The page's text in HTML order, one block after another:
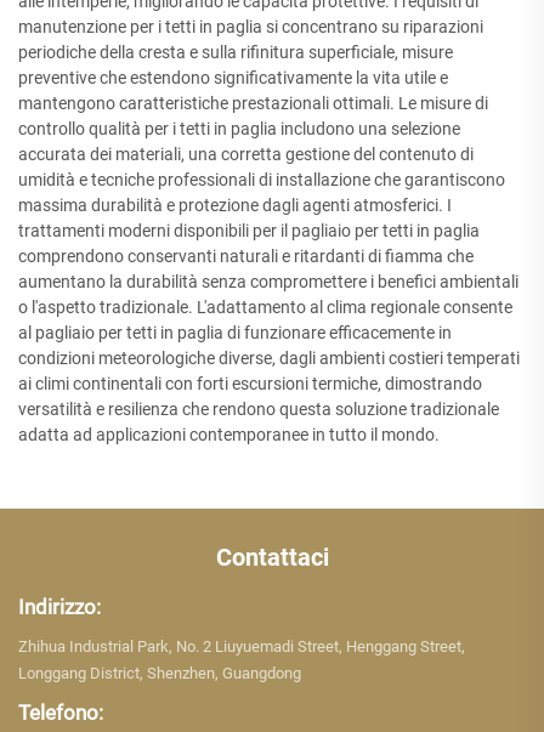
manutenzione per i tetti in paglia si concentrano su riparazioni
periodiche della cresta e sulla rifinitura superficiale, misure
preventive che estendono significativamente la vita utile e
mantengono caratteristiche prestazionali ottimali. Le misure di
controllo qualità per i tetti in paglia includono una selezione
accurata dei materiali, una corretta gestione del contenuto di
umidità e tecniche professionali di installazione che garantiscono
massima durabilità e protezione dagli agenti atmosferici. I
trattamenti moderni disponibili per il pagliaio per tetti in paglia
comprendono conservanti naturali e ritardanti di fiamma che
aumentano la durabilità senza compromettere i benefici ambientali
o l'aspetto tradizionale. L'adattamento al clima regionale consente
al pagliaio per tetti in paglia di funzionare efficacemente in
condizioni meteorologiche diverse, dagli ambienti costieri temperati
ai climi continentali con forti escursioni termiche, dimostrando
versatilità e resilienza che rendono questa soluzione tradizionale
adatta ad applicazioni contemporanee in tutto il mondo.
Contattaci
Indirizzo:
Zhihua Industrial Park, No. 2 Liuyuemadi Street, Henggang Street,
Longgang District, Shenzhen, Guangdong
Telefono: